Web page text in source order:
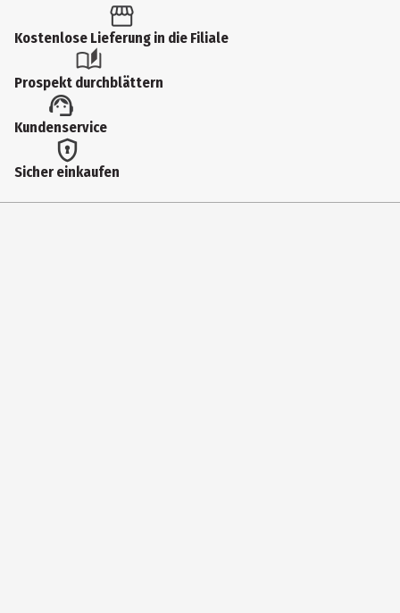
Anwendungshinweis
Nicht auf erhitzten Oberflächen anwenden
Nutzungshinweis
Außer Reichweite von Kindern aufbewahren. Enthält Linalool,
Linalyl Acetate. Kann allergische Reaktionen hervorrufen.
Hersteller
Kostenlose Lieferung in die Filiale
Prospekt durchblättern
Kundenservice
Sicher einkaufen